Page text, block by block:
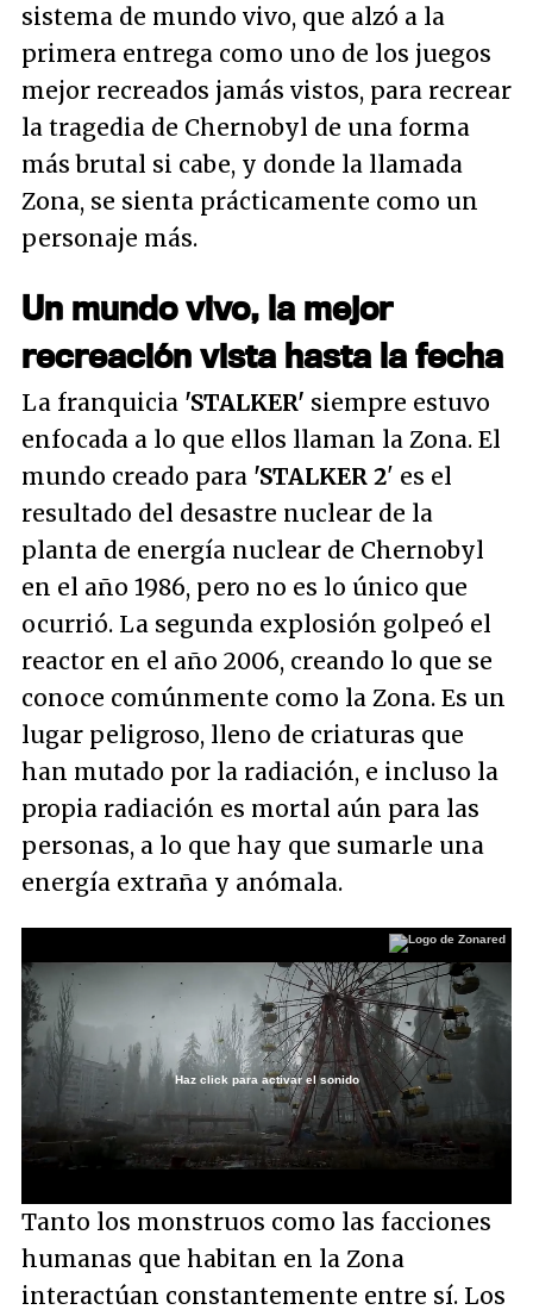
sistema de mundo vivo, que alzó a la
primera entrega como uno de los juegos
mejor recreados jamás vistos, para recrear
la tragedia de Chernobyl de una forma
más brutal si cabe, y donde la llamada
Zona, se sienta prácticamente como un
personaje más.
Un mundo vivo, la mejor
recreación vista hasta la fecha
La franquicia 'STALKER' siempre estuvo
enfocada a lo que ellos llaman la Zona. El
mundo creado para 'STALKER 2' es el
resultado del desastre nuclear de la
planta de energía nuclear de Chernobyl
en el año 1986, pero no es lo único que
ocurrió. La segunda explosión golpeó el
reactor en el año 2006, creando lo que se
conoce comúnmente como la Zona. Es un
lugar peligroso, lleno de criaturas que
han mutado por la radiación, e incluso la
propia radiación es mortal aún para las
personas, a lo que hay que sumarle una
energía extraña y anómala.
Unmute /
Haz click para activar el sonido
Tanto los monstruos como las facciones
humanas que habitan en la Zona
interactúan constantemente entre sí. Los